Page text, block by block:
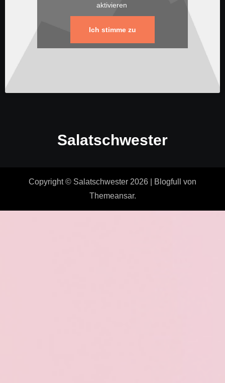
aktivieren
Ich stimme zu
Salatschwester
Copyright © Salatschwester 2026 Blogfull
von
Themeansar.